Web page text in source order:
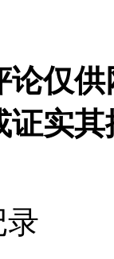
仅
证实其
录